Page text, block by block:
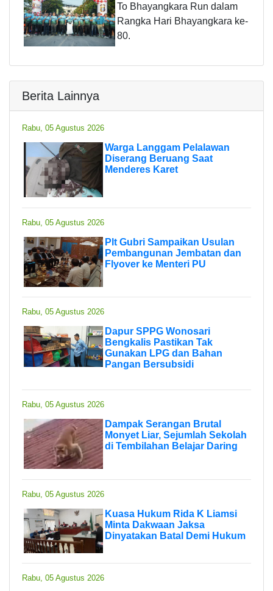
To Bhayangkara Run dalam
Rangka Hari Bhayangkara ke-
80.
Berita Lainnya
Rabu, 05 Agustus 2026
Warga Langgam Pelalawan
Diserang Beruang Saat
Menderes Karet
Rabu, 05 Agustus 2026
Plt Gubri Sampaikan Usulan
Pembangunan Jembatan dan
Flyover ke Menteri PU
Rabu, 05 Agustus 2026
Dapur SPPG Wonosari
Bengkalis Pastikan Tak
Gunakan LPG dan Bahan
Pangan Bersubsidi
Rabu, 05 Agustus 2026
Dampak Serangan Brutal
Monyet Liar, Sejumlah Sekolah
di Tembilahan Belajar Daring
Rabu, 05 Agustus 2026
Kuasa Hukum Rida K Liamsi
Minta Dakwaan Jaksa
Dinyatakan Batal Demi Hukum
Rabu, 05 Agustus 2026